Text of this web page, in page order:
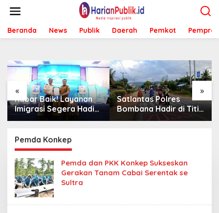
t
Beranda News Publik Daerah Pemkot Pemprov
« »
Kabar Baik! Layanan
Imigrasi Segera Hadir
di MPP Bombana,
ke Kendari
Satlantas Polres
Bombana Hadir di Titik
Rawan, Pastikan
Pemda Konkep
Pemda dan PKK Konkep Sukseskan
Gerakan Tanam Cabai Serentak se
Sultra